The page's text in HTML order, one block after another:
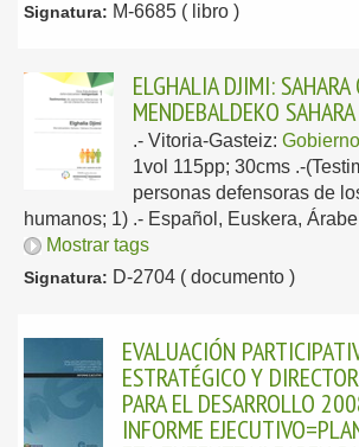
Signatura: M-6685 ( libro )
ELGHALIA DJIMI:
MENDEBALDEKO SAHARA
.- Vitoria-Gasteiz:
1vol 115pp; 30cms .-
personas defensoras de
humanos; 1) .- Español, Euskera, Árabe
Mostrar tags
Signatura: D-2704 ( documento )
EVALUACIÓN
ESTRATÉGICO Y
PARA EL DESARROLLO
INFORME